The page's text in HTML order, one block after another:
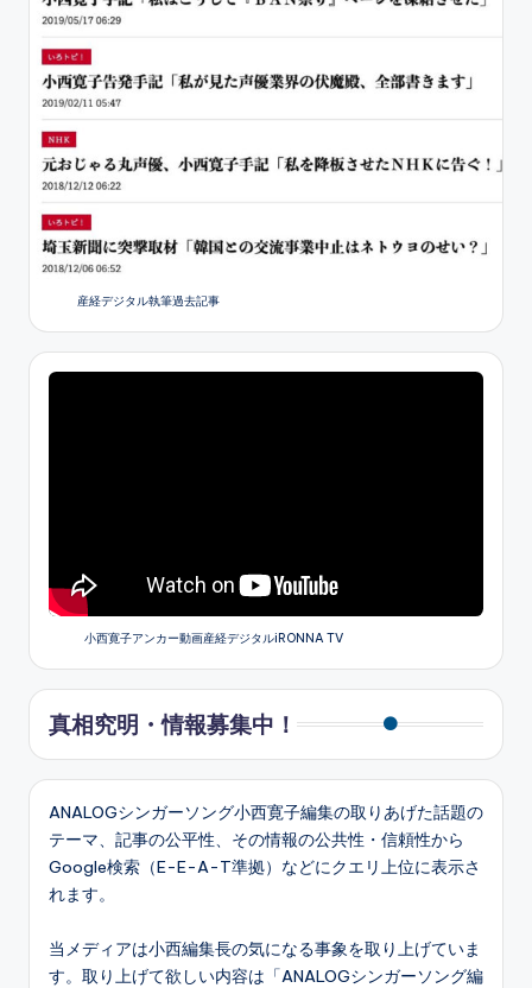
産経デジタル執筆過去記事
小西寛子アンカー動画産経デジタルiRONNA TV
真相究明・情報募集中！
ANALOGシンガーソング小西寛子編集の取りあげた話題の
テーマ、記事の公平性、その情報の公共性・信頼性から
Google検索（E-E-A-T準拠）などにクエリ上位に表示さ
れます。
当メディアは小西編集長の気になる事象を取り上げていま
す。取り上げて欲しい内容は「ANALOGシンガーソング編